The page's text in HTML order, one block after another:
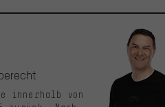
innerhalb von